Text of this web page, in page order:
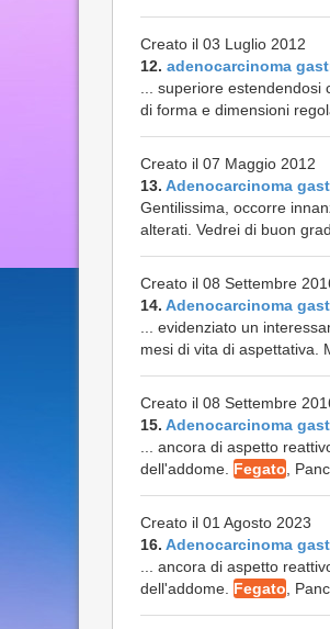
Creato il 03 Luglio 2012
12. adenocarcinoma
... superiore
di forma e dimensioni
Creato il 07 Maggio 2012
13. Adenocarcinoma
Gentilissima, occorre
alterati. Vedrei di buon
Creato il 08 Settembre
14. Adenocarcinoma
... evidenziato un
mesi di vita di aspettativa.
Creato il 08 Settembre
15. Adenocarcinoma
... ancora di aspetto
dell'addome. Fegato ,
Creato il 01 Agosto 2023
16. Adenocarcinoma
... ancora di aspetto
dell'addome. Fegato ,